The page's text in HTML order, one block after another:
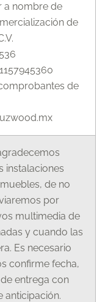
a nombre de
de
de
instalaciones
de no
por
multimedia de
y cuando las
Es necesario
confirme fecha,
entrega con
anticipación.